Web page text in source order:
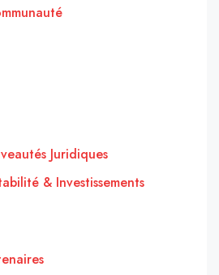
Juridiques
& Investissements